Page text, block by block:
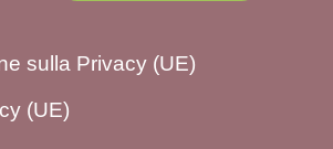
sulla Privacy (UE)
(UE)